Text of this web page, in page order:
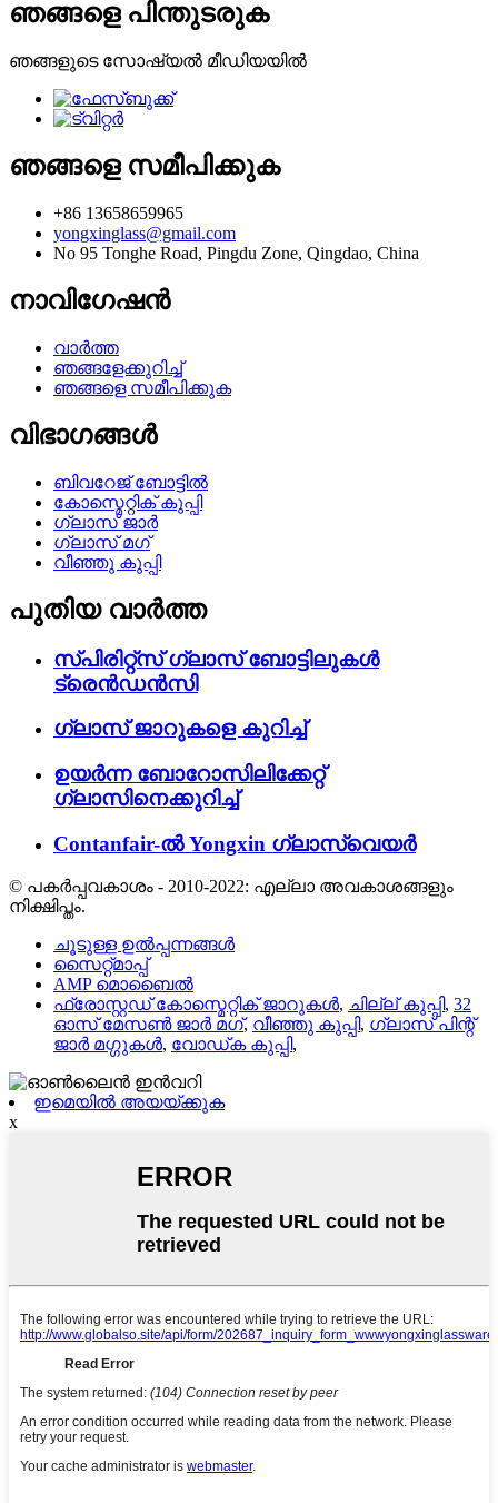
ഞങ്ങളെ പിന്തുടരുക
ഞങ്ങളുടെ സോഷ്യൽ മീഡിയയിൽ
ഞങ്ങളെ സമീപിക്കുക
+86 13658659965
yongxinglass@gmail.com
No 95 Tonghe Road, Pingdu Zone, Qingdao, China
നാവിഗേഷൻ
വാർത്ത
ഞങ്ങളേക്കുറിച്ച്
ഞങ്ങളെ സമീപിക്കുക
വിഭാഗങ്ങൾ
ബിവറേജ് ബോട്ടിൽ
കോസ്മെറ്റിക് കുപ്പി
ഗ്ലാസ് ജാർ
ഗ്ലാസ് മഗ്
വീഞ്ഞു കുപ്പി
പുതിയ വാർത്ത
സ്പിരിറ്റ്സ് ഗ്ലാസ് ബോട്ടിലുകൾ
ട്രെൻഡൻസി
ഗ്ലാസ് ജാറുകളെ കുറിച്ച്
ഉയർന്ന ബോറോസിലിക്കേറ്റ്
ഗ്ലാസിനെക്കുറിച്ച്
Contanfair-ൽ Yongxin ഗ്ലാസ്വെയർ
© പകർപ്പവകാശം - 2010-2022: എല്ലാ അവകാശങ്ങളും
നിക്ഷിപ്തം.
ചൂടുള്ള ഉൽപ്പന്നങ്ങൾ
സൈറ്റ്മാപ്പ്
AMP മൊബൈൽ
ഫ്രോസ്റ്റഡ് കോസ്മെറ്റിക് ജാറുകൾ, ചില്ല് കുപ്പി, 32
ഓസ് മേസൺ ജാർ മഗ്, വീഞ്ഞു കുപ്പി, ഗ്ലാസ് പിന്റ്
ജാർ മഗ്ഗുകൾ, വോഡ്ക കുപ്പി,
ഇമെയിൽ അയയ്ക്കുക
x